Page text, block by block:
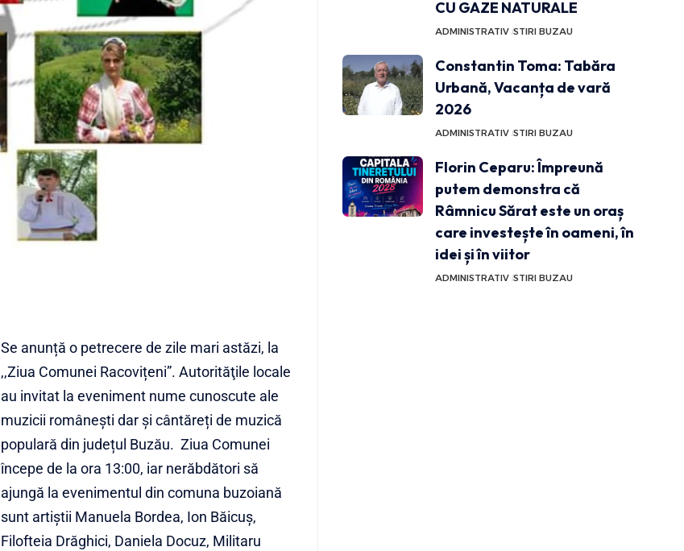
Se anunță o petrecere de zile mari astăzi, la
,,Ziua Comunei Racovițeni”. Autorităţile locale
au invitat la eveniment nume cunoscute ale
muzicii româneşti dar și cântăreți de muzică
populară din județul Buzău. Ziua Comunei
începe de la ora 13:00, iar nerăbdători să
ajungă la evenimentul din comuna buzoiană
sunt artiștii Manuela Bordea, Ion Băicuș,
Filofteia Drăghici, Daniela Docuz, Militaru
CU GAZE NATURALE
ADMINISTRATIV STIRI BUZAU
Constantin Toma: Tabăra
Urbană, Vacanța de vară
2026
ADMINISTRATIV STIRI BUZAU
Florin Ceparu: Împreună
putem demonstra că
Râmnicu Sărat este un oraș
care investește în oameni, în
idei și în viitor
ADMINISTRATIV STIRI BUZAU